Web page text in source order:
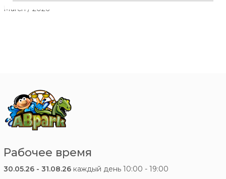
March / 2026
Рабочее время
30.05.26 - 31.08.26 каждый день 10:00 - 19:00